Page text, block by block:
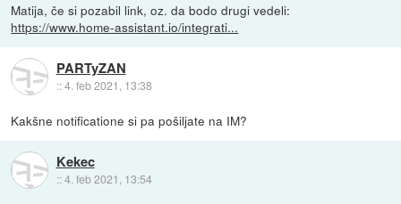
Matija, če si pozabil link, oz. da bodo drugi vedeli:
https://www.home-assistant.io/integrati...
PARTyZAN
::4. feb 2021, 13:38
Kakšne notificatione si pa pošiljate na IM?
Kekec
::4. feb 2021, 13:54